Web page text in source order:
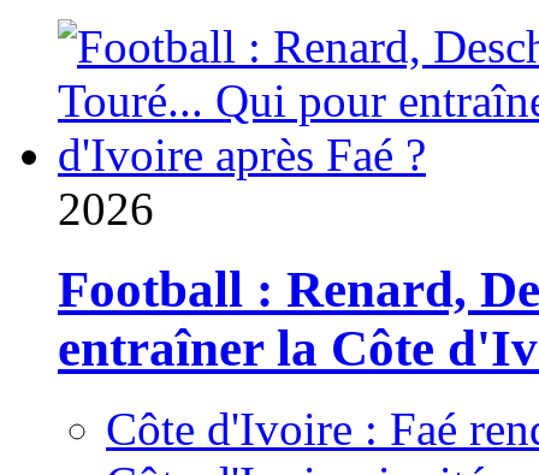
2026
Football : Renard,
entraîner la Côte
Côte d'Ivoire : Faé